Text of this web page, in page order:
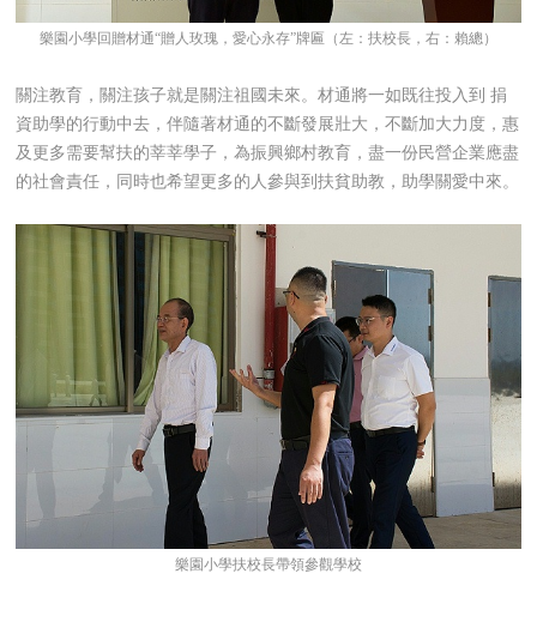
樂園小學回贈材通“贈人玫瑰，愛心永存”牌匾（左： 扶校長，右：賴總）
關注教育，關注孩子就是關注祖國未來。材通將一如既往投入到捐
資助學的行動中去 ，伴隨著材通的不斷發展壯大，不斷加大力度，惠
及更多需要幫扶的莘莘學子，為振興鄉村教育，盡一份民營企業應盡
的社會責任， 同時也希望更多的人參與到扶貧助教，助學關愛中來。
樂園小學扶校長帶領參觀學校